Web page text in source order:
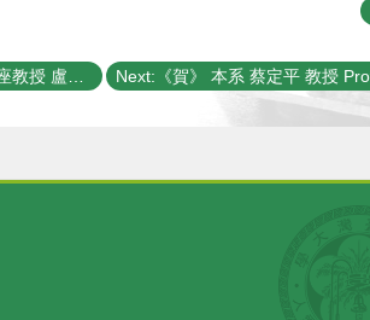
Previous:《賀》本系 特聘研究講座教授 盧志遠博士 Dr. Chih-Yuan Lu 榮獲中華民國物理學會 【特殊貢獻獎】